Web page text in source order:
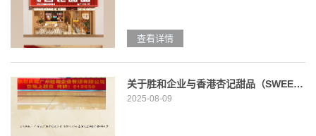
查看详情
关于胜和企业与香港杏记甜品（SWEETHONEY DESSERT）
2025-08-09